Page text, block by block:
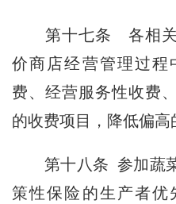
第十七条 各相关
价商店经营管理过程
费、经营服务性收费
的收费项目，降低偏高
第十八条 参加蔬
策性保险的生产者优